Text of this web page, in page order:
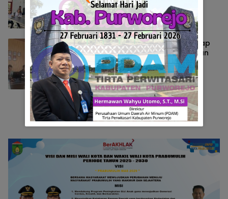
Berita Oktober 22, 2025
Update Progress Pengukuran Lengkap
Humbahas, 85 Persen di 3 Kecamatan
Selesai
Berita Oktober 20, 2025
Selengkapnya